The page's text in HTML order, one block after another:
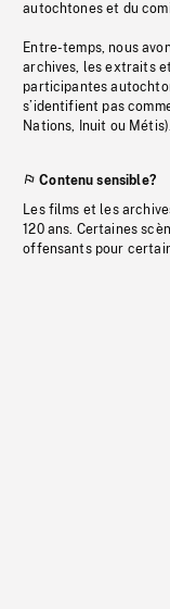
autochtones et du
Entre-temps, nous
archives, les extraits
participantes
s’identifient pas
Nations, Inuit ou Métis).
Contenu sensible?
Les films et les
120 ans. Certaines
offensants pour